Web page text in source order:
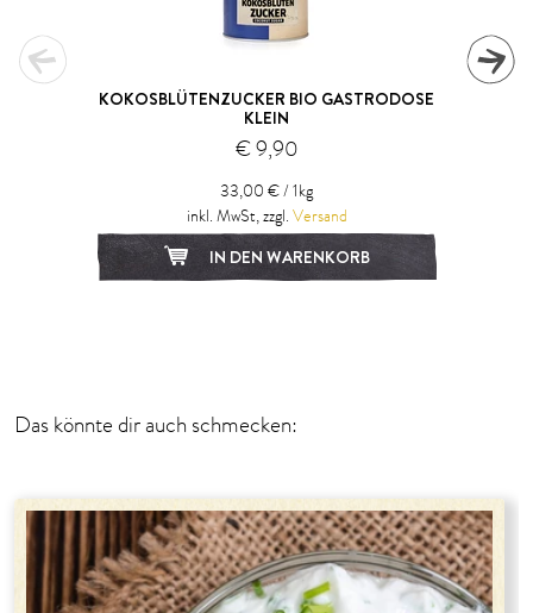
KOKOSBLÜTENZUCKER BIO GASTRODOSE
KLEIN
€ 9,90
33,00 € / 1kg
inkl. MwSt, zzgl. Versand
IN DEN WARENKORB
Das könnte dir auch schmecken: